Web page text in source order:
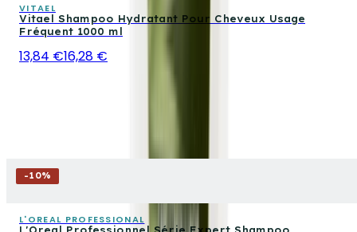
VITAEL
Vitael Shampoo Hydratant Pour Cheveux Usage
Fréquent 1000 ml
13,84 €16,28 €
-10%
L'OREAL PROFESSIONAL